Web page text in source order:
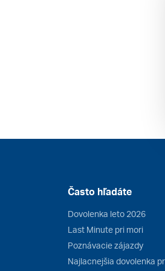
Často hľadáte
Dovolenka leto 2026
Last Minute pri mori
Poznávacie zájazdy
Najlacnejšia dovolenka